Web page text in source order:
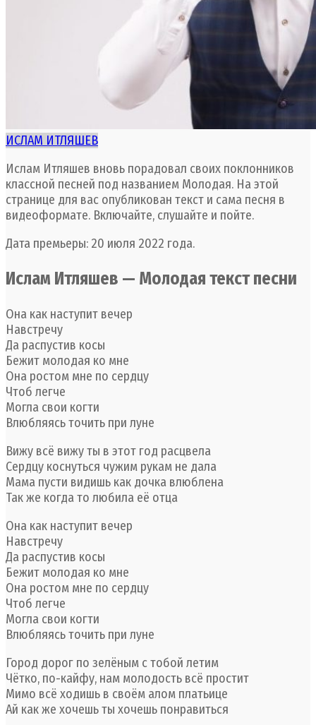
ИСЛАМ ИТЛЯШЕВ
Ислам Итляшев вновь порадовал своих поклонников
классной песней под названием Молодая. На этой
странице для вас опубликован текст и сама песня в
видеоформате. Включайте, слушайте и пойте.
Дата премьеры: 20 июля 2022 года.
Ислам Итляшев — Молодая текст песни
Она как наступит вечер
Навстречу
Да распустив косы
Бежит молодая ко мне
Она ростом мне по сердцу
Чтоб легче
Могла свои когти
Влюбляясь точить при луне
Вижу всё вижу ты в этот год расцвела
Сердцу коснуться чужим рукам не дала
Мама пусти видишь как дочка влюблена
Так же когда то любила её отца
Она как наступит вечер
Навстречу
Да распустив косы
Бежит молодая ко мне
Она ростом мне по сердцу
Чтоб легче
Могла свои когти
Влюбляясь точить при луне
Город дорог по зелёным с тобой летим
Чётко, по-кайфу, нам молодость всё простит
Мимо всё ходишь в своём алом платьице
Ай как же хочешь ты хочешь понравиться